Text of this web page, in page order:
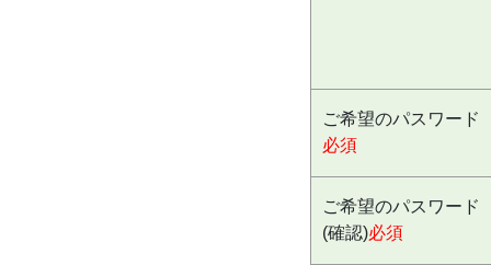
ご希望のパスワード
必須
ご希望のパスワード
(確認)必須